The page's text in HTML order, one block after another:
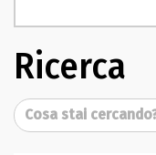
Ricerca
Cerca